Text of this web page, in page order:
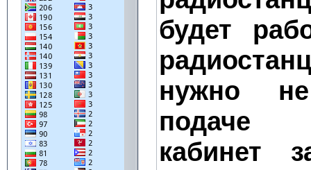
будет
нужно
подаче
кабинет